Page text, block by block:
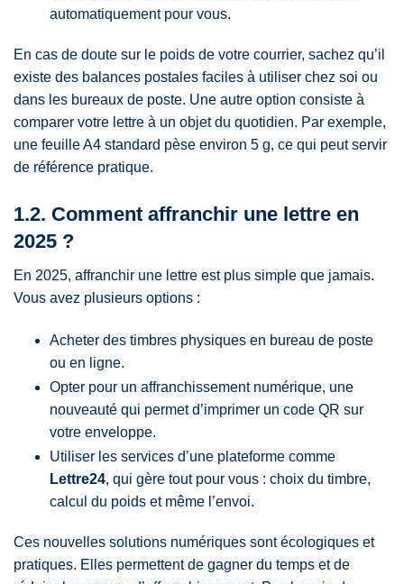
automatiquement pour vous.
En cas de doute sur le poids de votre courrier, sachez qu’il
existe des balances postales faciles à utiliser chez soi ou
dans les bureaux de poste. Une autre option consiste à
comparer votre lettre à un objet du quotidien. Par exemple,
une feuille A4 standard pèse environ 5 g, ce qui peut servir
de référence pratique.
1.2. Comment affranchir une lettre en
2025 ?
En 2025, affranchir une lettre est plus simple que jamais.
Vous avez plusieurs options :
Acheter des timbres physiques en bureau de poste
ou en ligne.
Opter pour un affranchissement numérique, une
nouveauté qui permet d’imprimer un code QR sur
votre enveloppe.
Utiliser les services d’une plateforme comme
Lettre24, qui gère tout pour vous : choix du timbre,
calcul du poids et même l’envoi.
Ces nouvelles solutions numériques sont écologiques et
pratiques. Elles permettent de gagner du temps et de